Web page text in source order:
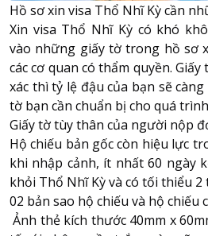
Hồ sơ xin visa Thổ Nhĩ Kỳ cần
Xin visa Thổ Nhĩ Kỳ có khó
vào những giấy tờ trong hồ sơ
các cơ quan có thẩm quyền.
xác thì tỷ lệ đậu của bạn sẽ càng
tờ bạn cần chuẩn bị cho quá
Giấy tờ tùy thân của người nộp
Hộ chiếu bản gốc còn hiệu lực
khi nhập cảnh, ít nhất 60 ngày
khỏi Thổ Nhĩ Kỳ và có tối thiểu
02 bản sao hộ chiếu và hộ chiếu
Ảnh thẻ kích thước 40mm x